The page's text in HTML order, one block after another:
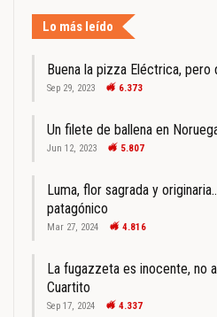
Lo más leído
Buena la pizza Eléctrica,
Sep 29, 2023 6.373
Un filete de ballena en
Jun 12, 2023 5.807
Luma, flor sagrada y
patagónico
Mar 27, 2024 4.816
La fugazzeta es inocente, no
Cuartito
Sep 17, 2024 4.337